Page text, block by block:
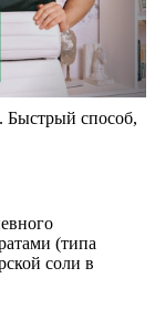
Быстрый способ,
(типа
соли в